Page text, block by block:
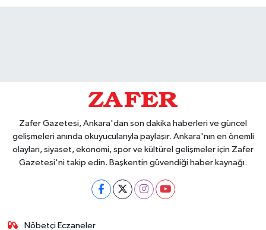
Zafer Gazetesi, Ankara'dan son dakika haberleri ve güncel
gelişmeleri anında okuyucularıyla paylaşır. Ankara'nın en önemli
olayları, siyaset, ekonomi, spor ve kültürel gelişmeler için Zafer
Gazetesi'ni takip edin. Başkentin güvendiği haber kaynağı.
Nöbetçi Eczaneler